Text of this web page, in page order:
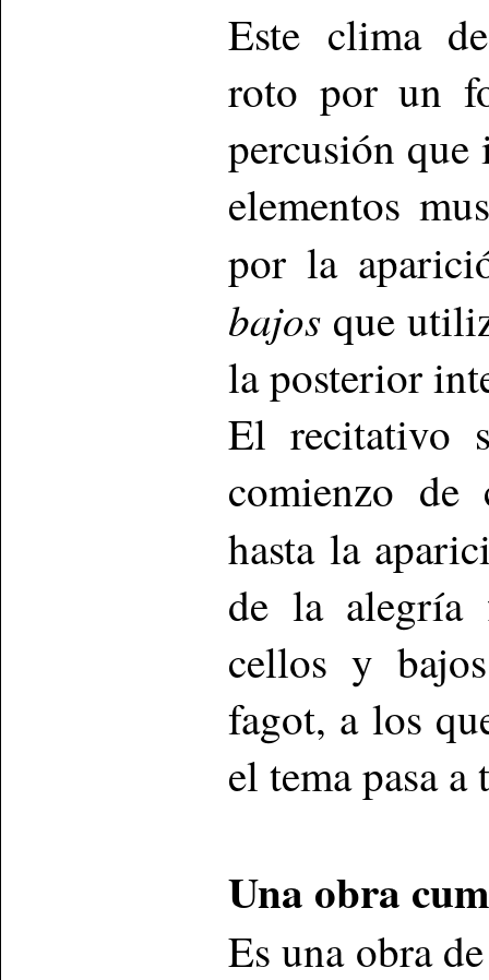
Este clima
roto por un
percusión que
elementos
por la
bajos que
la posterior
El recitativo
comienzo de
hasta la
de la alegría
cellos y
fagot, a los
el tema pasa
Una obra
Es una obra